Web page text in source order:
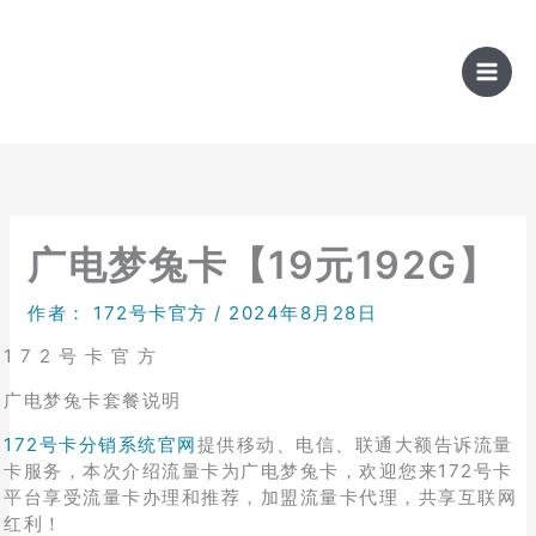
广电梦兔卡【19元192G】
作者： 172号卡官方 / 2024年8月28日
1 7 2 号 卡 官 方
广电梦兔卡套餐说明
172号卡分销系统官网提供移动、电信、联通大额告诉流量
卡服务，本次介绍流量卡为广电梦兔卡，欢迎您来172号卡
平台享受流量卡办理和推荐，加盟流量卡代理，共享互联网
红利！